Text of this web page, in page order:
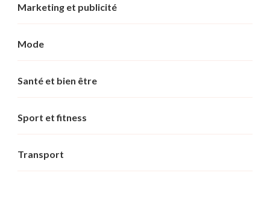
Marketing et publicité
Mode
Santé et bien être
Sport et fitness
Transport